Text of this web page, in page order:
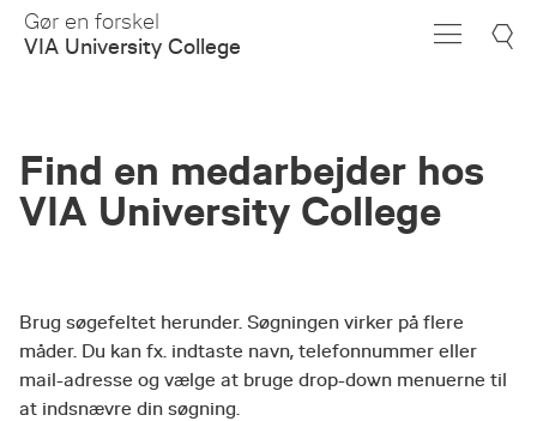
Skip
Main
Gør en forskel
VIA University College
Find en medarbejder hos
VIA University College
Brug søgefeltet herunder. Søgningen virker på flere
måder. Du kan fx. indtaste navn, telefonnummer eller
mail-adresse og vælge at bruge drop-down menuerne til
at indsnævre din søgning.